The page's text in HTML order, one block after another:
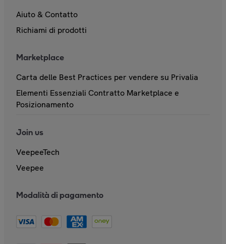
Aiuto & Contatto
Richiami di prodotti
Marketplace
Carta delle Best Practices per vendere su Privalia
Elementi Essenziali Contratto Marketplace e
Posizionamento
Join us
VeepeeTech
Veepee
Modalità di pagamento